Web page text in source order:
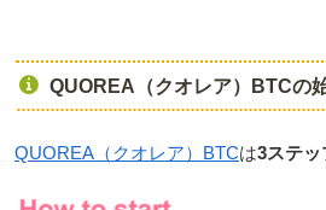
QUOREA（クオレア）BTCの
QUOREA（クオレア）BTCは3ステッ